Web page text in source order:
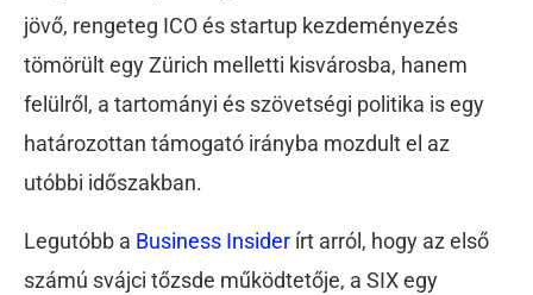
jövő, rengeteg ICO és startup kezdeményezés
tömörült egy Zürich melletti kisvárosba, hanem
felülről, a tartományi és szövetségi politika is egy
határozottan támogató irányba mozdult el az
utóbbi időszakban.
Legutóbb a Business Insider írt arról, hogy az első
számú svájci tőzsde működtetője, a SIX egy